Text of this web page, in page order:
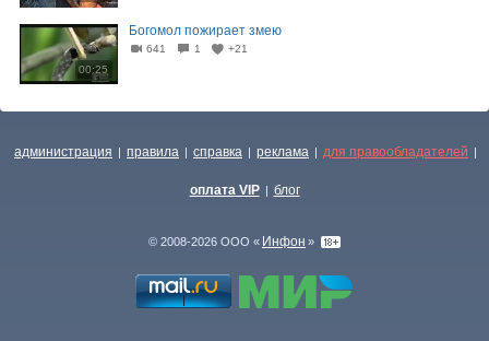
00:25
Богомол пожирает змею
641 1 +21
администрация | правила | справка | реклама | для правообладателей |
оплата VIP | блог
© 2008-2026 ООО « Инфон »